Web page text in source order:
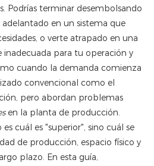
Podrías terminar desembolsando
en un sistema que
o verte atrapado en una
para tu operación y
cuando la demanda comienza
convencional como el
pero abordan problemas
en la planta de producción.
cuál es "superior", sino cuál se
de producción, espacio físico y
plazo. En esta guía,